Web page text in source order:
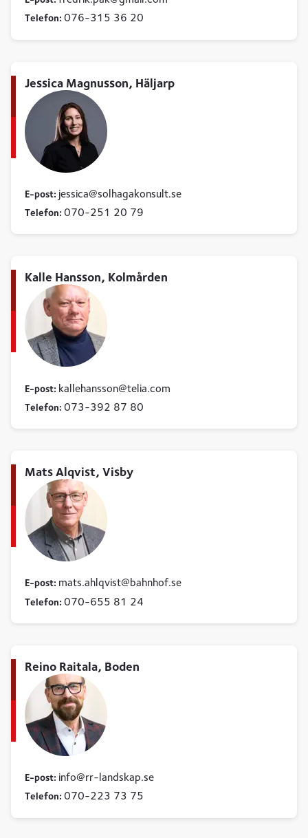
Telefon: 076-315 36 20
Jessica Magnusson, Häljarp
E-post: jessica solhagakonsult se
Telefon: 070-251 20 79
Kalle Hansson, Kolmården
E-post: kallehansson telia com
Telefon: 073-392 87 80
Mats Alqvist, Visby
E-post: mats ahlqvist bahnhof se
Telefon: 070-655 81 24
Reino Raitala, Boden
E-post: info rr-landskap se
Telefon: 070-223 73 75